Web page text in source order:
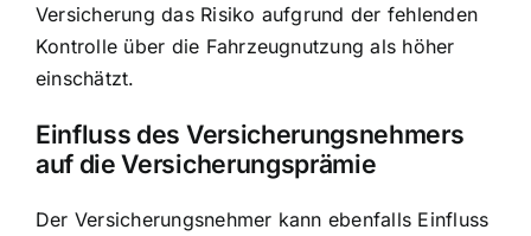
Versicherung das Risiko aufgrund der fehlenden
Kontrolle über die Fahrzeugnutzung als höher
einschätzt.
Einfluss des Versicherungsnehmers
auf die Versicherungsprämie
Der Versicherungsnehmer kann ebenfalls Einfluss